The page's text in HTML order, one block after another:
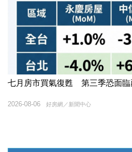
七月房市買氣復甦 第三季恐面臨
好房網／新聞中心
2026-08-06